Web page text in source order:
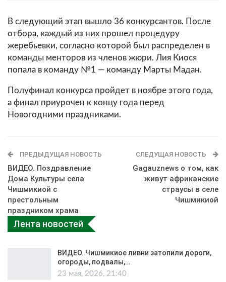
В следующий этап вышло 36 конкурсантов. После
отбора, каждый из них прошел процедуру
жеребьевки, согласно которой был распределен в
команды менторов из членов жюри. Лия Киося
попала в команду №1 — команду Марты Мадан.
Полуфинал конкурса пройдет в ноябре этого года,
а финал приурочен к концу года перед
Новогодними праздниками.
ПРЕДЫДУЩАЯ НОВОСТЬ
ВИДЕО. Поздравление
Дома Культуры села
Чишмикиой с
престольным
праздником храма
СЛЕДУЩАЯ НОВОСТЬ
Gagauznews о том, как
живут африканские
страусы в селе
Чишмикиой
Лента новостей
ВИДЕО. Чишмикиое ливни затопили дороги,
огороды, подвалы,…
23 мая, 2026, 21:40